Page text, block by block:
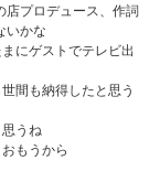
店プロデュース、作詞
いかな
にゲストでテレビ出
間も納得したと思う
うね
もうから